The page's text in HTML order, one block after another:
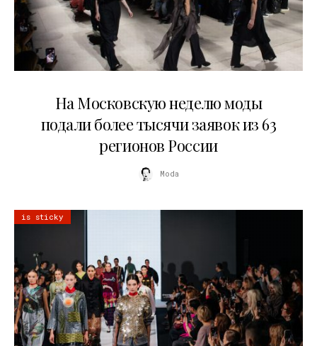
На Московскую неделю моды
подали более тысячи заявок из 63
регионов России
Moda
is sticky